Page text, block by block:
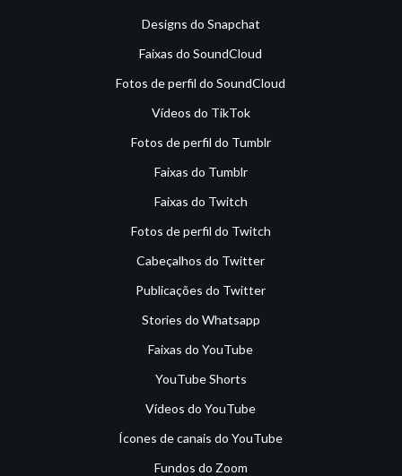
Designs do Snapchat
Faixas do SoundCloud
Fotos de perfil do SoundCloud
Vídeos do TikTok
Fotos de perfil do Tumblr
Faixas do Tumblr
Faixas do Twitch
Fotos de perfil do Twitch
Cabeçalhos do Twitter
Publicações do Twitter
Stories do Whatsapp
Faixas do YouTube
YouTube Shorts
Vídeos do YouTube
Ícones de canais do YouTube
Fundos do Zoom